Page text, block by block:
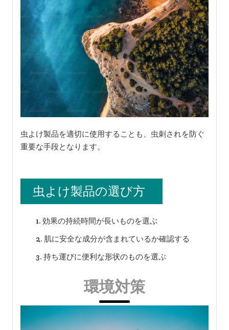
虫よけ製品を適切に使用することも、虫刺されを防ぐ
重要な手段となります。
虫よけ製品の選び方
効果の持続時間が長いものを選ぶ
肌に安全な成分が含まれているか確認する
持ち運びに便利な形状のものを選ぶ
環境対策